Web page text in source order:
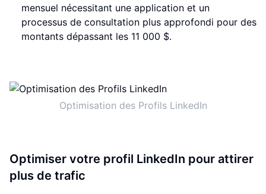
mensuel nécessitant une application et un
processus de consultation plus approfondi pour des
montants dépassant les 11 000 $.
Optimisation des Profils LinkedIn
Optimiser votre profil LinkedIn pour attirer
plus de trafic